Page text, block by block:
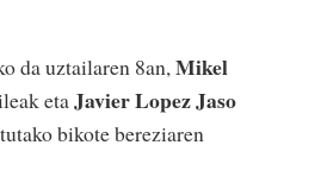
da uztailaren 8an,Mikel
etaJavier Lopez Jaso
bikote bereziaren